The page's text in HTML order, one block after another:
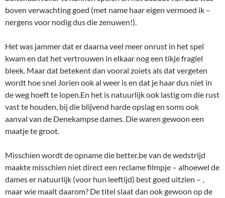
boven verwachting goed (met name haar eigen vermoed ik –
nergens voor nodig dus die zenuwen!).
Het was jammer dat er daarna veel meer onrust in het spel
kwam en dat het vertrouwen in elkaar nog een tikje fragiel
bleek. Maar dat betekent dan vooral zoiets als dat vergeten
wordt hoe snel Jorien ook al weer is en dat je haar dus niet in
de weg hoeft te lopen.En het is natuurlijk ook lastig om die rust
vast te houden, bij die blijvend harde opslag en soms ook
aanval van de Denekampse dames. Die waren gewoon een
maatje te groot.
Misschien wordt de opname die better.be van de wedstrijd
maakte misschien niet direct een reclame filmpje – alhoewel de
dames er natuurlijk (voor hun leeftijd) best goed uitzien – ,
maar wie maalt daarom? De titel slaat dan ook gewoon op de